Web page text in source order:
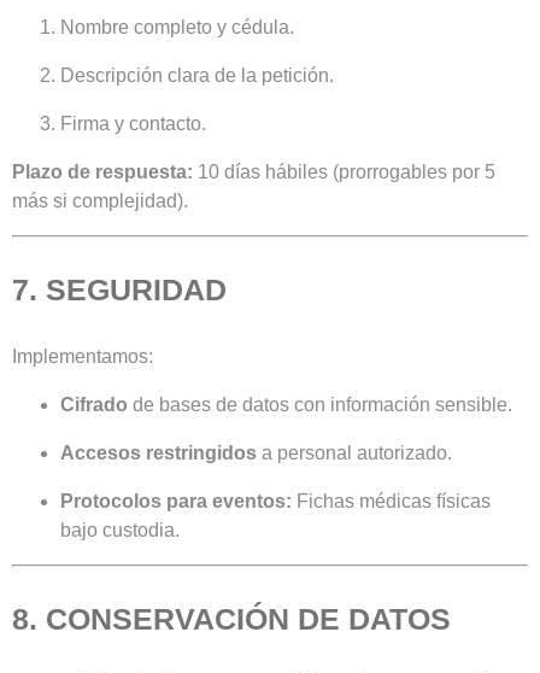
Nombre completo y cédula.
Descripción clara de la petición.
Firma y contacto.
Plazo de respuesta: 10 días hábiles (prorrogables por 5
más si complejidad).
7. SEGURIDAD
Implementamos:
Cifrado de bases de datos con información sensible.
Accesos restringidos a personal autorizado.
Protocolos para eventos: Fichas médicas físicas
bajo custodia.
8. CONSERVACIÓN DE DATOS